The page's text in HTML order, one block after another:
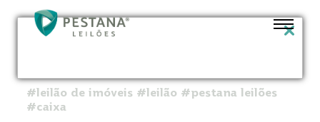
#leilão de imóveis #leilão #pestana leilões
#caixa